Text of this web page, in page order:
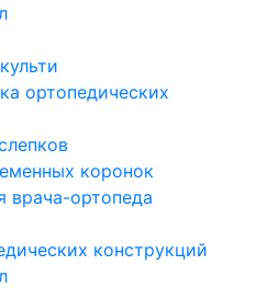
ортопедических
коронок
врача-ортопеда
конструкций